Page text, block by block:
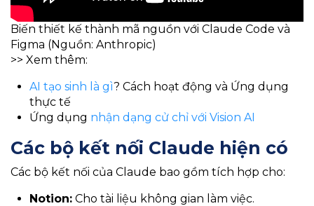
Biến thiết kế thành mã nguồn với Claude Code và
Figma (Nguồn: Anthropic)
>> Xem thêm:
AI tạo sinh là gì? Cách hoạt động và Ứng dụng
thực tế
Ứng dụng nhận dạng cử chỉ với Vision AI
Các bộ kết nối Claude hiện có
Các bộ kết nối của Claude bao gồm tích hợp cho:
Notion: Cho tài liệu không gian làm việc.